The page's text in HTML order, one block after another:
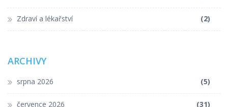
Zdraví a lékařství (2)
ARCHIVY
srpna 2026 (5)
července 2026 (31)